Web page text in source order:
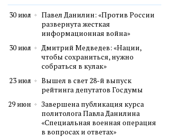
30 июл
Павел Данилин: «Против России
развернута жесткая
информационная война»
30 июл
Дмитрий Медведев: «Нации,
чтобы сохраниться, нужно
собраться в кулак»
23 июл
Вышел в свет 28-й выпуск
рейтинга депутатов Госдумы
29 июн
Завершена публикация курса
политолога Павла Данилина
«Специальная военная операция
в вопросах и ответах»